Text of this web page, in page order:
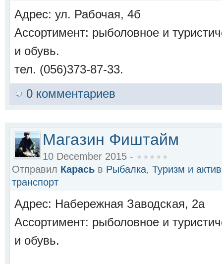
Адрес: ул. Рабочая, 4б
Ассортимент: рыболовное и
и обувь.
тел. (056)373-87-33.
0 комментариев
Магазин Фиштайм
10 December 2015 -
Отправил Карась в Рыбалка, Туризм и
транспорт
Адрес: Набережная Заводская, 2а
Ассортимент: рыболовное и
и обувь.